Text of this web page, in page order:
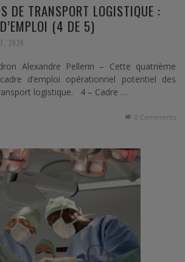
DE TRANSPORT LOGISTIQUE :
(4 DE 5)
2024
Alexandre Pellerin – Cette quatrième
d’emploi opérationnel potentiel des
logistique. 4 – Cadre …
0 Comments